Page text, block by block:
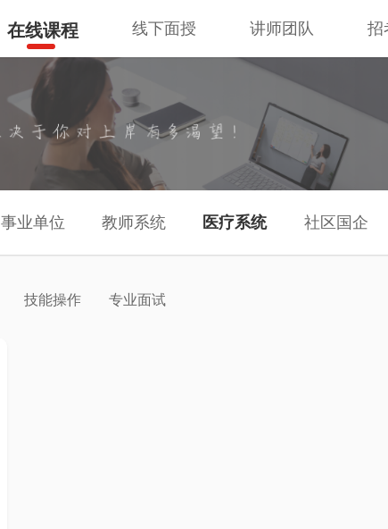
在线课程 线下面授 讲师团队 招
事业单位 教师系统 医疗系统 社区国企
技能操作 专业面试